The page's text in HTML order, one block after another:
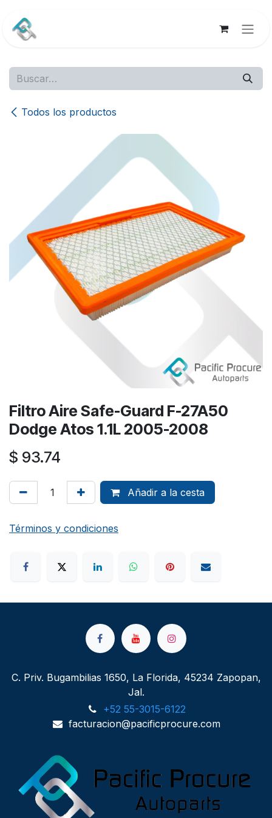
Todos los productos
Filtro Aire Safe-Guard F-27A50
Dodge Atos 1.1L 2005-2008
$ 93.74
Añadir a la cesta
Términos y condiciones
C. Priv. Bugambilias 1650, La Florida, 45234 Zapopan,
Jal.
+52 55-3015-6122
facturacion@pacificprocure.com